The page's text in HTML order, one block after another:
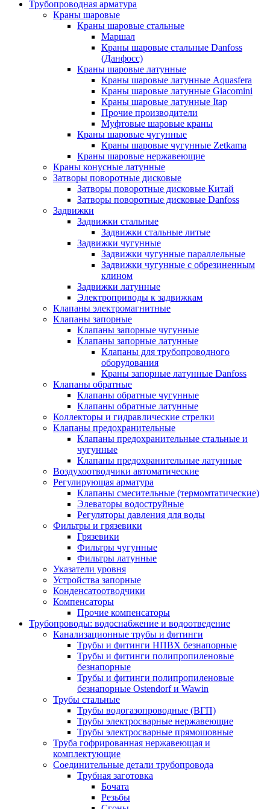
Трубопроводная арматура
Краны шаровые
Краны шаровые стальные
Маршал
Краны шаровые стальные Danfoss
(Данфосс)
Краны шаровые латунные
Краны шаровые латунные Aquasfera
Краны шаровые латунные Giacomini
Краны шаровые латунные Itap
Прочие производители
Муфтовые шаровые краны
Краны шаровые чугунные
Краны шаровые чугунные Zetkama
Краны шаровые нержавеющие
Краны конусные латунные
Затворы поворотные дисковые
Затворы поворотные дисковые Китай
Затворы поворотные дисковые Danfoss
Задвижки
Задвижки стальные
Задвижки стальные литые
Задвижки чугунные
Задвижки чугунные параллельные
Задвижки чугунные с обрезиненным
клином
Задвижки латунные
Электроприводы к задвижкам
Клапаны электромагнитные
Клапаны запорные
Клапаны запорные чугунные
Клапаны запорные латунные
Клапаны для трубопроводного
оборудования
Краны запорные латунные Danfoss
Клапаны обратные
Клапаны обратные чугунные
Клапаны обратные латунные
Коллекторы и гидравлические стрелки
Клапаны предохранительные
Клапаны предохранительные стальные и
чугунные
Клапаны предохранительные латунные
Воздухоотводчики автоматические
Регулирующая арматура
Клапаны смесительные (термомтатические)
Элеваторы водоструйные
Регуляторы давления для воды
Фильтры и грязевики
Грязевики
Фильтры чугунные
Фильтры латунные
Указатели уровня
Устройства запорные
Конденсатоотводчики
Компенсаторы
Прочие компенсаторы
Трубопроводы: водоснабжение и водоотведение
Канализационные трубы и фитинги
Трубы и фитинги НПВХ безнапорные
Трубы и фитинги полипропиленовые
безнапорные
Трубы и фитинги полипропиленовые
безнапорные Ostendorf и Wawin
Трубы стальные
Трубы водогазопроводные (ВГП)
Трубы электросварные нержавеющие
Трубы электросварные прямошовные
Труба гофрированная нержавеющая и
комплектующие
Соединительные детали трубопровода
Трубная заготовка
Бочата
Резьбы